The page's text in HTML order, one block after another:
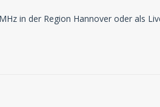
in der Region Hannover oder als